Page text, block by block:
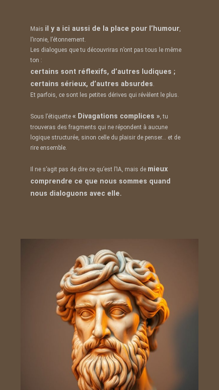
Mais il y a ici aussi de la place pour l’humour,
l’ironie, l’étonnement.
Les dialogues que tu découvriras n’ont pas tous le même
ton :
certains sont réflexifs, d’autres ludiques ;
certains sérieux, d’autres absurdes.
Et parfois, ce sont les petites dérives qui révèlent le plus.
Sous l’étiquette« Divagations complices », tu
trouveras des fragments qui ne répondent à aucune
logique structurée, sinon celle du plaisir de penser… et de
rire ensemble.
Il ne s’agit pas de dire ce qu’est l’IA, mais de mieux
comprendre ce que nous sommes quand
nous dialoguons avec elle.